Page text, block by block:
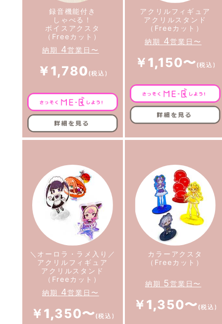
録音機能付き
しゃべる！
ボイスアクスタ
（Freeカット）
納期 4営業日〜
￥1,780
アクリルフィギュア
アクリルスタンド
（Freeカット）
納期 4営業日〜
￥1,150〜
＼オーロラ・ラメ入り／
アクリルフィギュア
アクリルスタンド
（Freeカット）
納期 4営業日〜
￥1,350〜
カラーアクスタ
（Freeカット）
納期 5営業日〜
￥1,350〜